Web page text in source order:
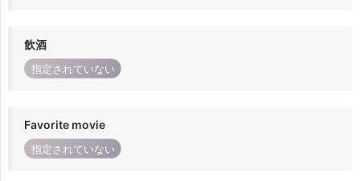
飲酒
指定されていない
Favorite movie
指定されていない